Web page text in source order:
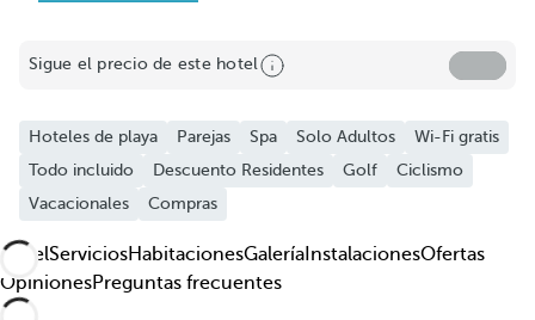
Sigue el precio de este hotel
Hoteles de playa Parejas Spa Solo Adultos
Wi-Fi gratis
Todo incluido
Descuento Residentes Golf
Ciclismo
Vacacionales
Compras
HotelServiciosHabitacionesGalería InstalacionesOfertas
OpinionesPreguntas frecuentes